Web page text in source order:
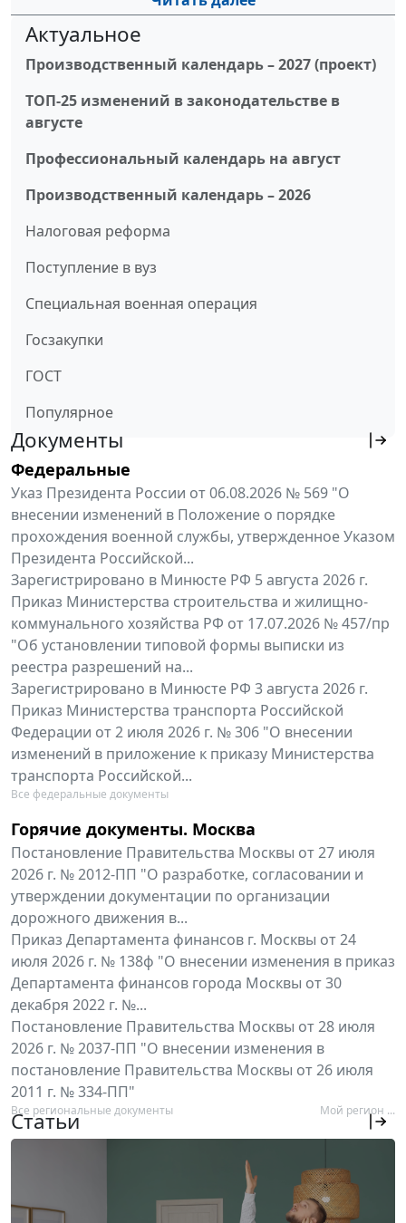
Актуальное
Производственный календарь – 2027 (проект)
ТОП-25 изменений в законодательстве в
августе
Профессиональный календарь на август
Производственный календарь – 2026
Налоговая реформа
Поступление в вуз
Специальная военная операция
Госзакупки
ГОСТ
Популярное
Документы
Федеральные
Указ Президента России от 06.08.2026 № 569 "О
внесении изменений в Положение о порядке
прохождения военной службы, утвержденное Указом
Президента Российской...
Зарегистрировано в Минюсте РФ 5 августа 2026 г.
Приказ Министерства строительства и жилищно-
коммунального хозяйства РФ от 17.07.2026 № 457/пр
"Об установлении типовой формы выписки из
реестра разрешений на...
Зарегистрировано в Минюсте РФ 3 августа 2026 г.
Приказ Министерства транспорта Российской
Федерации от 2 июля 2026 г. № 306 "О внесении
изменений в приложение к приказу Министерства
транспорта Российской...
Все федеральные документы
Горячие документы. Москва
Постановление Правительства Москвы от 27 июля
2026 г. № 2012-ПП "О разработке, согласовании и
утверждении документации по организации
дорожного движения в...
Приказ Департамента финансов г. Москвы от 24
июля 2026 г. № 138ф "О внесении изменения в приказ
Департамента финансов города Москвы от 30
декабря 2022 г. №...
Постановление Правительства Москвы от 28 июля
2026 г. № 2037-ПП "О внесении изменения в
постановление Правительства Москвы от 26 июля
2011 г. № 334-ПП"
Все региональные документы Мой регион ...
Статьи